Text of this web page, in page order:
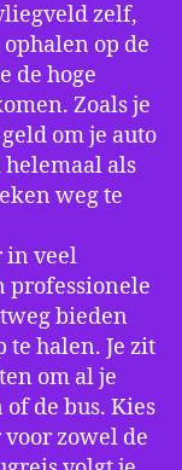
zelf,
op de
de hoge
Zoals je
om je auto
als
weg te
in veel
professionele
bieden
te halen. Je zit
om al je
de bus. Kies
zowel de